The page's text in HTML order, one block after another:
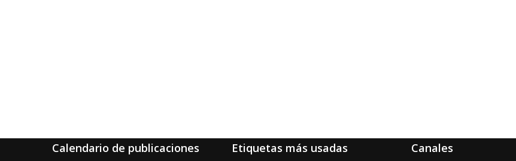
Calendario de publicaciones Etiquetas más usadas Canales